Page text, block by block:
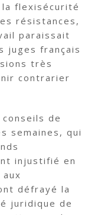
la flexisécurité
résistances,
paraissait
juges français
très
contrarier
de
semaines, qui
injustifié en
défrayé la
juridique de